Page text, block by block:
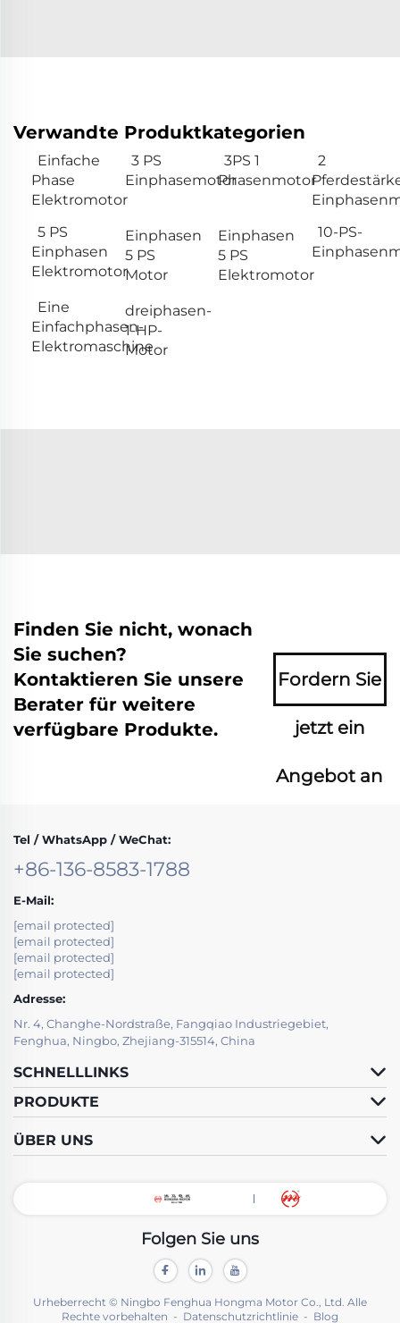
Verwandte Produktkategorien
Einfache
Phase
Elektromotor
3 PS
Einphasemotor
3PS 1
Phasenmotor
2
5 PS
Einphasen
Elektromotor
Einphasen
5 PS
Motor
Einphasen
5 PS
Elektromotor
10-PS-
Eine
Einfachphasen-
Elektromaschine
dreiphasen-
1-HP-
Motor
Finden Sie nicht, wonach
Sie suchen?
Kontaktieren Sie unsere
Berater für weitere
verfügbare Produkte.
Fordern Sie
jetzt ein
Angebot an
Tel / WhatsApp / WeChat:
+86-136-8583-1788
E-Mail:
[email protected]
[email protected]
[email protected]
[email protected]
Adresse:
Nr. 4, Changhe-Nordstraße, Fangqiao Industriegebiet,
Fenghua, Ningbo, Zhejiang-315514, China
SCHNELLLINKS
PRODUKTE
ÜBER UNS
Folgen Sie uns
Urheberrecht © Ningbo Fenghua Hongma Motor Co., Ltd. Alle
Rechte vorbehalten - Datenschutzrichtlinie - Blog